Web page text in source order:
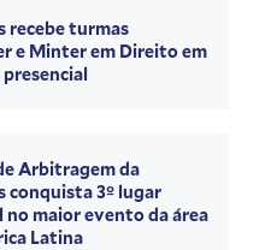
recebe turmas
e Minter em Direito em
Arbitragem da
conquista 3º lugar
no maior evento da área
Latina